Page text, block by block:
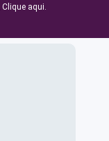
Clique aqui.